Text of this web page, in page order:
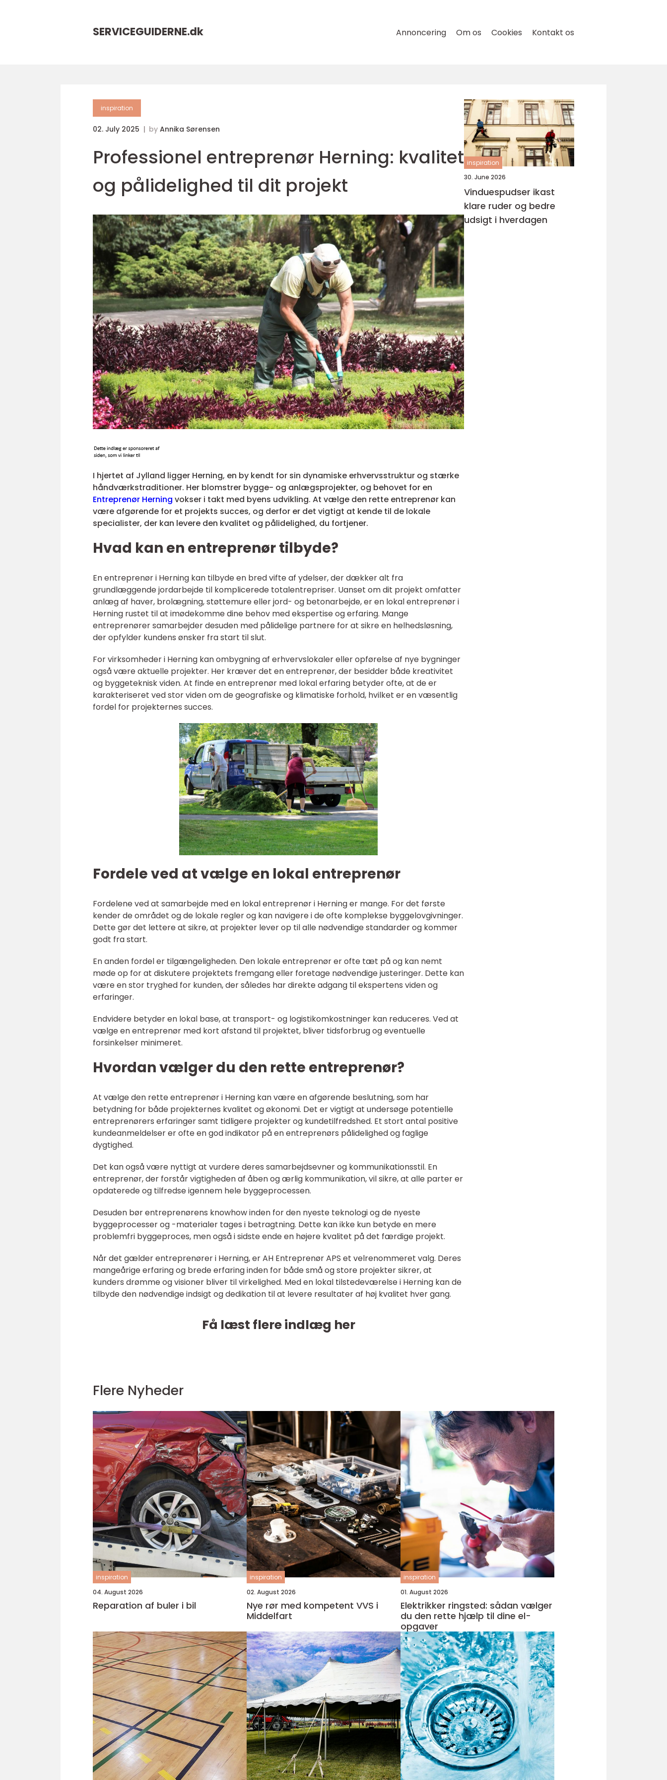
SERVICEGUIDERNE.dk Annoncering Om os Cookies Kontakt os
inspiration
02. July 2025 by Annika Sørensen
Professionel entreprenør Herning: kvalitet
og pålidelighed til dit projekt
I hjertet af Jylland ligger Herning, en by kendt for sin dynamiske erhvervsstruktur og stærke
håndværkstraditioner. Her blomstrer bygge- og anlægsprojekter, og behovet for en
Entreprenør Herning vokser i takt med byens udvikling. At vælge den rette entreprenør kan
være afgørende for et projekts succes, og derfor er det vigtigt at kende til de lokale
specialister, der kan levere den kvalitet og pålidelighed, du fortjener.
Hvad kan en entreprenør tilbyde?
En entreprenør i Herning kan tilbyde en bred vifte af ydelser, der dækker alt fra
grundlæggende jordarbejde til komplicerede totalentrepriser. Uanset om dit projekt omfatter
anlæg af haver, brolægning, støttemure eller jord- og betonarbejde, er en lokal entreprenør i
Herning rustet til at imødekomme dine behov med ekspertise og erfaring. Mange
entreprenører samarbejder desuden med pålidelige partnere for at sikre en helhedsløsning,
der opfylder kundens ønsker fra start til slut.
For virksomheder i Herning kan ombygning af erhvervslokaler eller opførelse af nye bygninger
også være aktuelle projekter. Her kræver det en entreprenør, der besidder både kreativitet
og byggeteknisk viden. At finde en entreprenør med lokal erfaring betyder ofte, at de er
karakteriseret ved stor viden om de geografiske og klimatiske forhold, hvilket er en væsentlig
fordel for projekternes succes.
Fordele ved at vælge en lokal entreprenør
Fordelene ved at samarbejde med en lokal entreprenør i Herning er mange. For det første
kender de området og de lokale regler og kan navigere i de ofte komplekse byggelovgivninger.
Dette gør det lettere at sikre, at projekter lever op til alle nødvendige standarder og kommer
godt fra start.
En anden fordel er tilgængeligheden. Den lokale entreprenør er ofte tæt på og kan nemt
møde op for at diskutere projektets fremgang eller foretage nødvendige justeringer. Dette kan
være en stor tryghed for kunden, der således har direkte adgang til ekspertens viden og
erfaringer.
Endvidere betyder en lokal base, at transport- og logistikomkostninger kan reduceres. Ved at
vælge en entreprenør med kort afstand til projektet, bliver tidsforbrug og eventuelle
forsinkelser minimeret.
Hvordan vælger du den rette entreprenør?
At vælge den rette entreprenør i Herning kan være en afgørende beslutning, som har
betydning for både projekternes kvalitet og økonomi. Det er vigtigt at undersøge potentielle
entreprenørers erfaringer samt tidligere projekter og kundetilfredshed. Et stort antal positive
kundeanmeldelser er ofte en god indikator på en entreprenørs pålidelighed og faglige
dygtighed.
Det kan også være nyttigt at vurdere deres samarbejdsevner og kommunikationsstil. En
entreprenør, der forstår vigtigheden af åben og ærlig kommunikation, vil sikre, at alle parter er
opdaterede og tilfredse igennem hele byggeprocessen.
Desuden bør entreprenørens knowhow inden for den nyeste teknologi og de nyeste
byggeprocesser og -materialer tages i betragtning. Dette kan ikke kun betyde en mere
problemfri byggeproces, men også i sidste ende en højere kvalitet på det færdige projekt.
Når det gælder entreprenører i Herning, er AH Entreprenør APS et velrenommeret valg. Deres
mangeårige erfaring og brede erfaring inden for både små og store projekter sikrer, at
kunders drømme og visioner bliver til virkelighed. Med en lokal tilstedeværelse i Herning kan de
tilbyde den nødvendige indsigt og dedikation til at levere resultater af høj kvalitet hver gang.
Få læst flere indlæg her
inspiration
30. June 2026
Vinduespudser ikast
klare ruder og bedre
udsigt i hverdagen
Flere Nyheder
inspiration
04. August 2026
Reparation af buler i bil
inspiration
02. August 2026
Nye rør med kompetent VVS i
Middelfart
inspiration
01. August 2026
Elektrikker ringsted: sådan vælger
du den rette hjælp til dine el-
opgaver